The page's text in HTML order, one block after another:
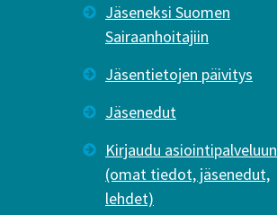
Jäseneksi Suomen
Sairaanhoitajiin
Jäsentietojen päivitys
Jäsenedut
Kirjaudu asiointipalveluun
(omat tiedot, jäsenedut,
lehdet)